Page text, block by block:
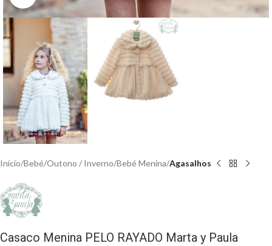
Início Bebé Outono / Inverno Bebé Menina Agasalhos
Casaco Menina PELO RAYADO Marta y Paula